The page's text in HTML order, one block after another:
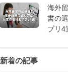
海外
書の
プリ4
新着の記事